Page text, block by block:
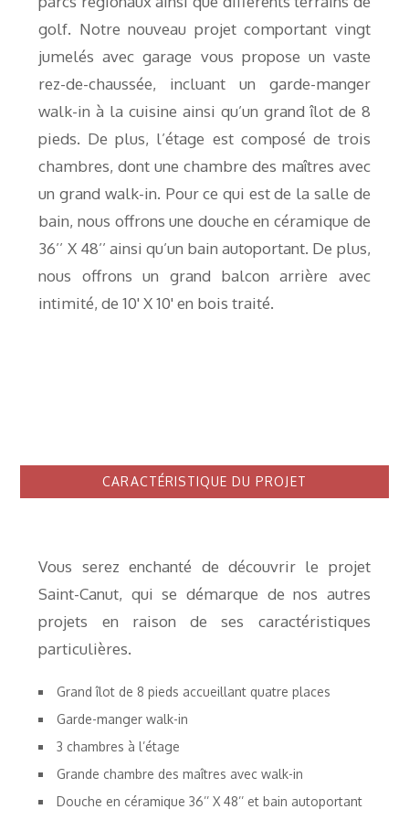
golf. Notre nouveau projet comportant vingt
jumelés avec garage vous propose un vaste
rez-de-chaussée, incluant un garde-manger
walk-in à la cuisine ainsi qu’un grand îlot de 8
pieds. De plus, l’étage est composé de trois
chambres, dont une chambre des maîtres avec
un grand walk-in. Pour ce qui est de la salle de
bain, nous offrons une douche en céramique de
36’’ X 48’’ ainsi qu’un bain autoportant. De plus,
nous offrons un grand balcon arrière avec
intimité, de 10' X 10' en bois traité.
CARACTÉRISTIQUE DU PROJET
Vous serez enchanté de découvrir le projet
Saint-Canut, qui se démarque de nos autres
projets en raison de ses caractéristiques
particulières.
Grand îlot de 8 pieds accueillant quatre places
Garde-manger walk-in
3 chambres à l’étage
Grande chambre des maîtres avec walk-in
Douche en céramique 36’’ X 48’’ et bain autoportant